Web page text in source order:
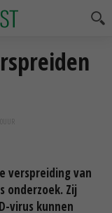
verspreiding van
onderzoek. Zij
virus kunnen